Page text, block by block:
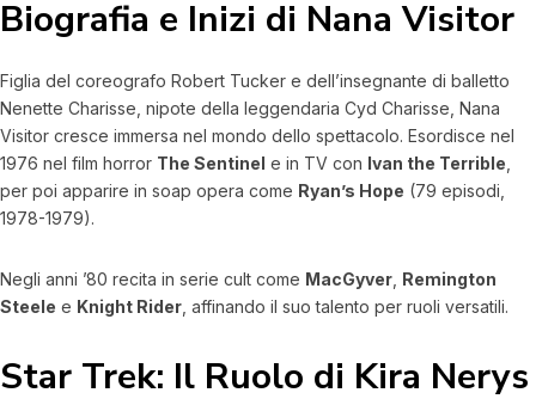
Biografia e Inizi di Nana Visitor
Figlia del coreografo Robert Tucker e dell’insegnante di balletto
Nenette Charisse, nipote della leggendaria Cyd Charisse, Nana
Visitor cresce immersa nel mondo dello spettacolo. Esordisce nel
1976 nel film horror The Sentinel e in TV con Ivan the Terrible
per poi apparire in soap opera come Ryan’s Hope (79 episodi,
1978-1979).
Negli anni ’80 recita in serie cult come MacGyver Remington
Steele e Knight Rider , affinando il suo talento per ruoli versatili.
Star Trek: Il Ruolo di Kira Nerys